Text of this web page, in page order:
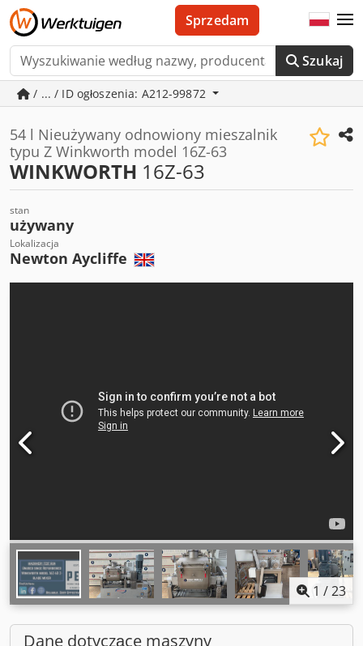
Szukaj
Sprzedam
/ ... / ID ogłoszenia: A212-99872
54 l Nieużywany odnowiony mieszalnik
typu Z Winkworth model 16Z-63
WINKWORTH 16Z-63
stan
używany
Lokalizacja
Newton Aycliffe
1 /23
Dane dotyczące maszyny